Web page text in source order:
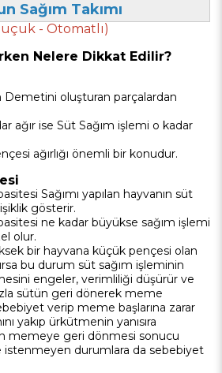
Sağım Takımı
- Otomatlı)
Nelere Dikkat Edilir?
Demetini oluşturan parçalardan
ağır ise Süt Sağım işlemi o kadar
ağırlığı önemli bir konudur.
Sağımı yapılan hayvanın süt
gösterir.
ne kadar büyükse sağım işlemi
olur.
bir hayvana küçük pençesi olan
bu durum süt sağım işleminin
engeler, verimliliği düşürür ve
sütün geri dönerek meme
verip meme başlarına zarar
yakıp ürkütmenin yanısıra
memeye geri dönmesi sonucu
istenmeyen durumlara da sebebiyet